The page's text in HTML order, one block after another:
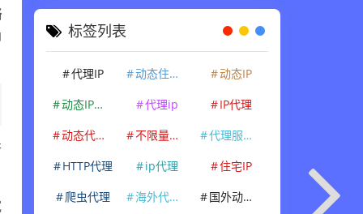
钱才合适
场景下谁最稳
标签列表
代理IP 动态住宅IP
动态IP
动态IP代理
代理ip
IP代理
动态代理IP
不限量代理IP
代理服务器
HTTP代理
ip代理
住宅IP
爬虫代理
海外代理ip
国外动态IP